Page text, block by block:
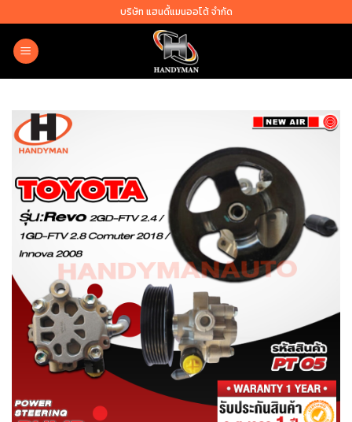
to
content
บริษัท แฮนดี้แมนออโต้ จำกัด